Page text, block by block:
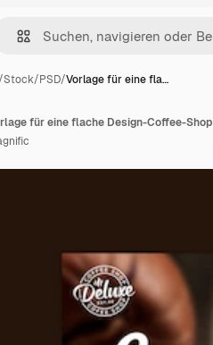
/Stock/PSD/Vorlage für eine fla…
für eine flache Design-Coffee-Shop